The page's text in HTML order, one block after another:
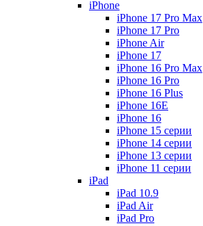
iPhone
iPhone 17 Pro Max
iPhone 17 Pro
iPhone Air
iPhone 17
iPhone 16 Pro Max
iPhone 16 Pro
iPhone 16 Plus
iPhone 16E
iPhone 16
iPhone 15 серии
iPhone 14 серии
iPhone 13 серии
iPhone 11 серии
iPad
iPad 10.9
iPad Air
iPad Pro